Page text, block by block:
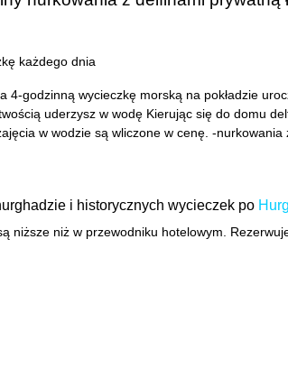
każdego dnia
godzinną wycieczkę morską na pokładzie
uderzysz w wodę Kierując się do domu
w wodzie są wliczone w cenę. -nurkowania
i historycznych wycieczek po
niższe niż w przewodniku hotelowym.